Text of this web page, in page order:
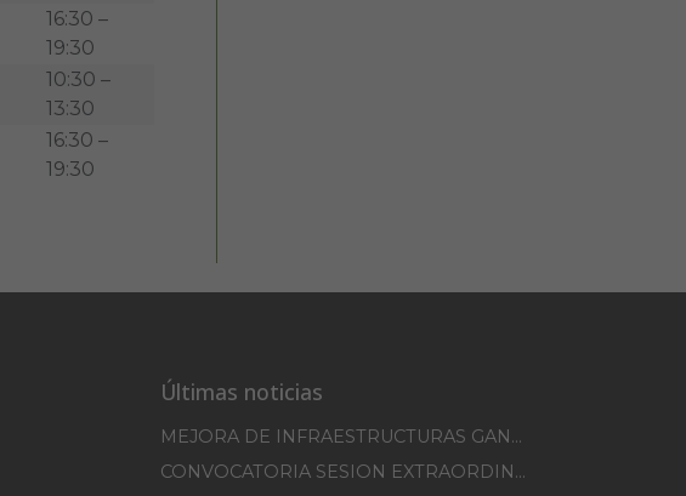
16:30 –
19:30
10:30 –
13:30
16:30 –
19:30
Últimas noticias
MEJORA DE INFRAESTRUCTURAS GANADERAS EN EL TM DE ERRO CAMPAÑA 2025-2026
CONVOCATORIA SESION EXTRAORDINARIA 30/07/2026